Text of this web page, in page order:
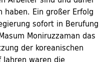
haben. Ein großer Erfolg
sofort in Berufung
Moniruzzaman das
der koreanischen